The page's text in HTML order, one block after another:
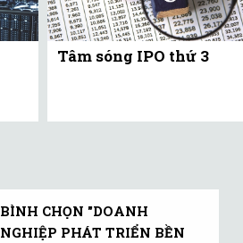
Tâm sóng IPO thứ 3
BÌNH CHỌN "DOANH
NGHIỆP PHÁT TRIỂN BỀN